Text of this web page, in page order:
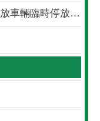
輛臨時停放處所